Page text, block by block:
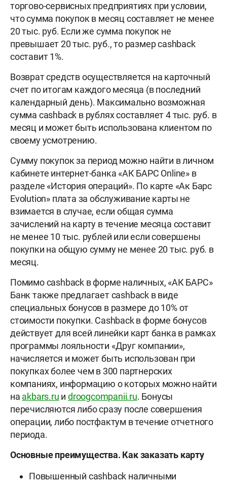
торгово-сервисных предприятиях при условии,
что сумма покупок в месяц составляет не менее
20 тыс. руб. Если же сумма покупок не
превышает 20 тыс. руб., то размер cashback
составит 1%.
Возврат средств осуществляется на карточный
счет по итогам каждого месяца (в последний
календарный день). Максимально возможная
сумма cashback в рублях составляет 4 тыс. руб. в
месяц и может быть использована клиентом по
своему усмотрению.
Сумму покупок за период можно найти в личном
кабинете интернет-банка «АК БАРС Online» в
разделе «История операций». По карте «Ак Барс
Evolution» плата за обслуживание карты не
взимается в случае, если общая сумма
зачислений на карту в течение месяца составит
не менее 10 тыс. рублей или если совершены
покупки на общую сумму не менее 20 тыс. руб. в
месяц.
Помимо cashback в форме наличных, «АК БАРС»
Банк также предлагает cashback в виде
специальных бонусов в размере до 10% от
стоимости покупки. Cashback в форме бонусов
действует для всей линейки карт банка в рамках
программы лояльности «Друг компании»,
начисляется и может быть использован при
покупках более чем в 300 партнерских
компаниях, информацию о которых можно найти
на akbars.ru иdroogcompanii.ru. Бонусы
перечисляются либо сразу после совершения
операции, либо постфактум в течение отчетного
периода.
Основные преимущества. Как заказать карту
Повышенный cashback наличными